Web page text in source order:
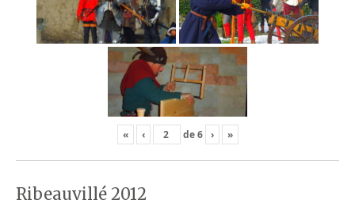
« ‹ de6 › »
Ribeauvillé 2012